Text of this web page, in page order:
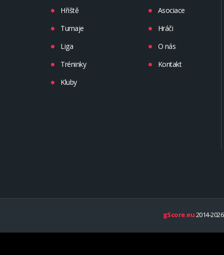
Hřiště
Turnaje
Liga
Tréninky
Kluby
Asociace
Hráči
O nás
Kontakt
gScore.eu2014-